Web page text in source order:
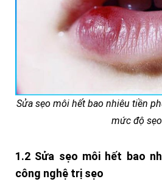
Sửa sẹo môi hết bao nhiêu tiền
mức độ sẹo
1.2 Sửa sẹo môi hết bao
công nghệ trị sẹo